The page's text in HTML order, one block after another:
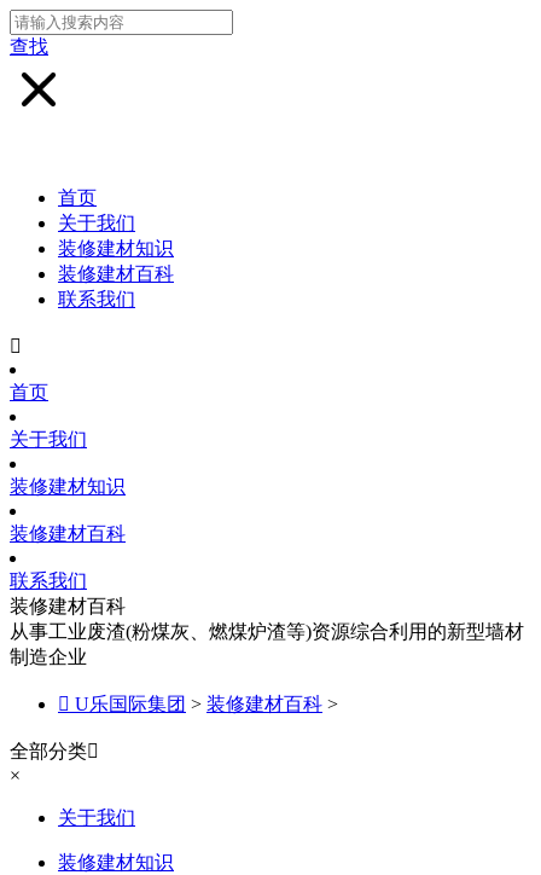
查找
首页
关于我们
装修建材知识
装修建材百科
联系我们

首页
关于我们
装修建材知识
装修建材百科
联系我们
装修建材百科
从事工业废渣(粉煤灰、燃煤炉渣等)资源综合利用的新型墙材
制造企业
 U乐国际集团 > 装修建材百科 >
全部分类
×
关于我们
装修建材知识